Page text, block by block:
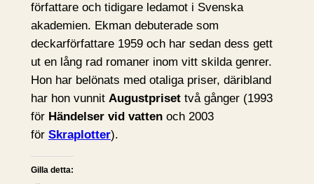
författare och tidigare ledamot i Svenska
akademien. Ekman debuterade som
deckarförfattare 1959 och har sedan dess gett
ut en lång rad romaner inom vitt skilda genrer.
Hon har belönats med otaliga priser, däribland
har hon vunnit Augustprisettvå gånger (1993
för Händelser vid vattenoch 2003
för Skraplotter).
Gilla detta: